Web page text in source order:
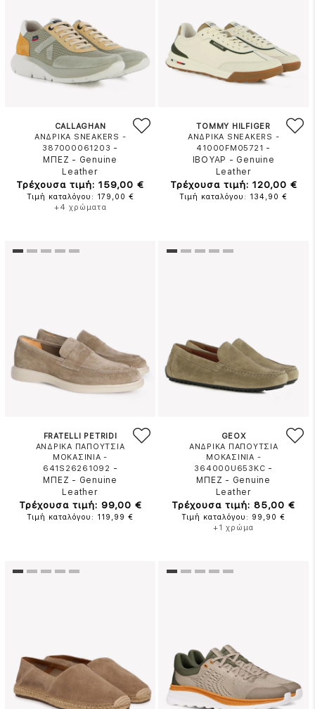
CALLAGHAN
ΑΝΔΡΙΚΑ SNEAKERS -
387000061203 -
ΜΠΕΖ - Genuine
Leather
Τρέχουσα τιμή: 159,00 €
Τιμή καταλόγου: 179,00 €
+4 χρώματα
TOMMY HILFIGER
ΑΝΔΡΙΚΑ SNEAKERS -
41000FM05721 -
ΙΒΟΥΑΡ - Genuine
Leather
Τρέχουσα τιμή: 120,00 €
Τιμή καταλόγου: 134,90 €
FRATELLI PETRIDI
ΑΝΔΡΙΚΑ ΠΑΠΟΥΤΣΙΑ
ΜΟΚΑΣΙΝΙΑ -
641S26261092 -
ΜΠΕΖ - Genuine
Leather
Τρέχουσα τιμή: 99,00 €
Τιμή καταλόγου: 119,99 €
GEOX
ΑΝΔΡΙΚΑ ΠΑΠΟΥΤΣΙΑ
ΜΟΚΑΣΙΝΙΑ -
364000U653KC -
ΜΠΕΖ - Genuine
Leather
Τρέχουσα τιμή: 85,00 €
Τιμή καταλόγου: 99,90 €
+1 χρώμα